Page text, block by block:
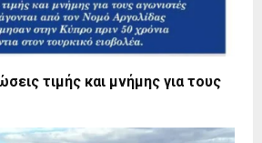
τιμής και μνήμης για τους